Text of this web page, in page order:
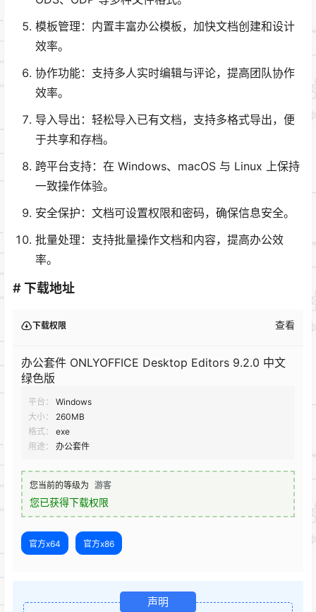
模板管理：内置丰富办公模板，加快文档创建和设计
效率。
协作功能：支持多人实时编辑与评论，提高团队协作
效率。
导入导出：轻松导入已有文档，支持多格式导出，便
于共享和存档。
跨平台支持：在 Windows、macOS 与 Linux 上保持
一致操作体验。
安全保护：文档可设置权限和密码，确保信息安全。
批量处理：支持批量操作文档和内容，提高办公效
率。
# 下载地址
下载权限 查看
办公套件 ONLYOFFICE Desktop Editors 9.2.0 中文
绿色版
平台：
Windows
大小：
260MB
格式：
exe
用途：
办公套件
您当前的等级为 游客
您已获得下载权限
官方x64 官方x86
声明